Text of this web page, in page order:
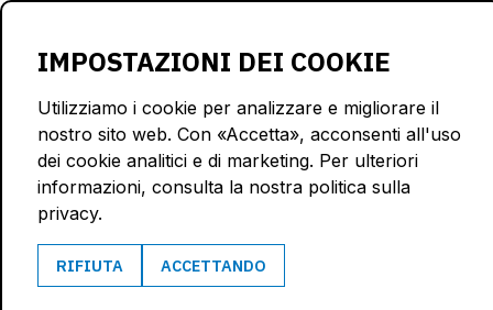
IMPOSTAZIONI DEI COOKIE
Utilizziamo i cookie per analizzare e migliorare il
nostro sito web. Con «Accetta», acconsenti all'uso
dei cookie analitici e di marketing. Per ulteriori
informazioni, consulta la nostra politica sulla
privacy.
RIFIUTA ACCETTANDO